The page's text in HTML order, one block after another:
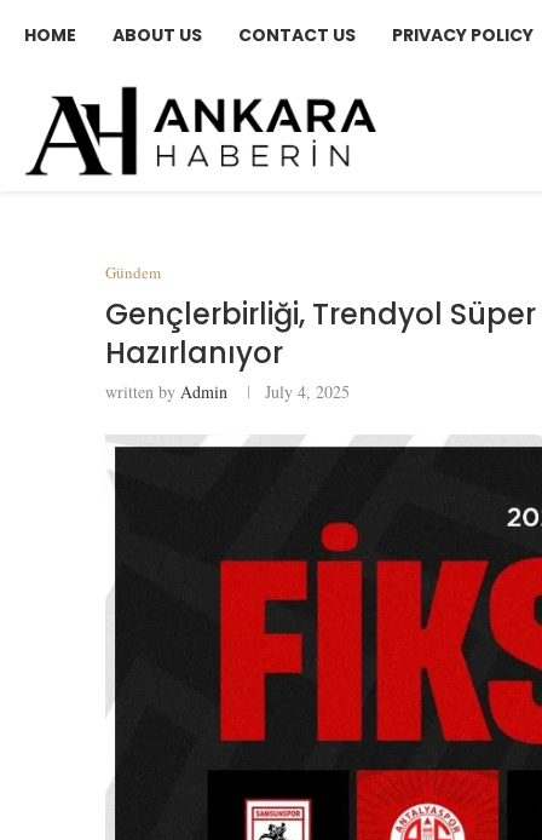
HOME ABOUT US CONTACT US PRIVACY POLICY
Gündem
Gençlerbirliği, Trendyol
Hazırlanıyor
written by Admin July 4, 2025